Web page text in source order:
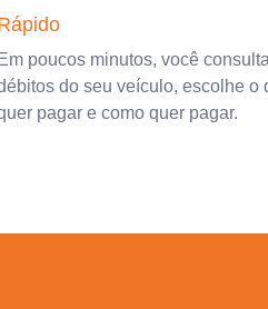
Em poucos minutos, você
do seu veículo, escolhe o
pagar e como quer pagar.